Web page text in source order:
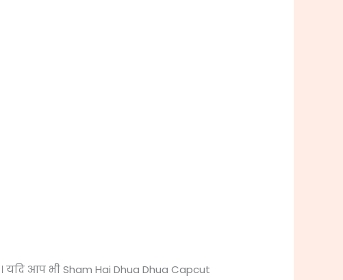
आप भी Sham Hai Dhua Dhua Capcut